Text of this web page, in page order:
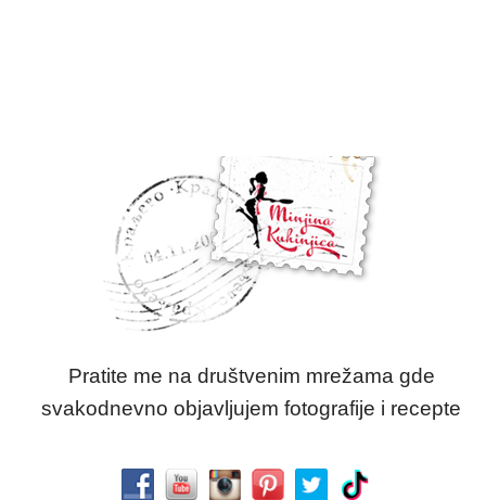
Pratite me na društvenim mrežama gde
svakodnevno objavljujem fotografije i recepte